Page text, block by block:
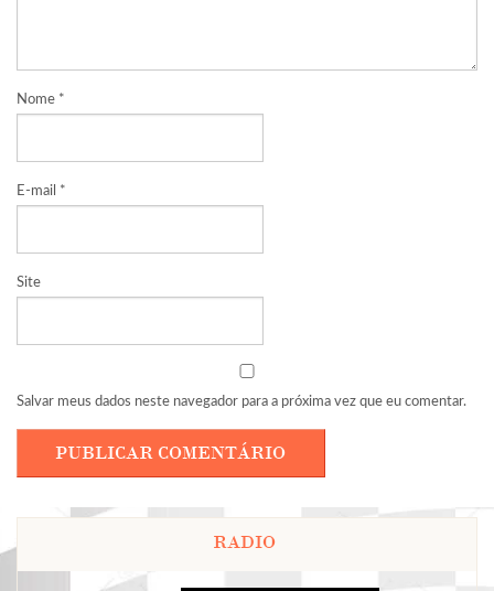
Nome *
E-mail *
Site
Salvar meus dados neste navegador para a próxima vez que eu comentar.
RADIO